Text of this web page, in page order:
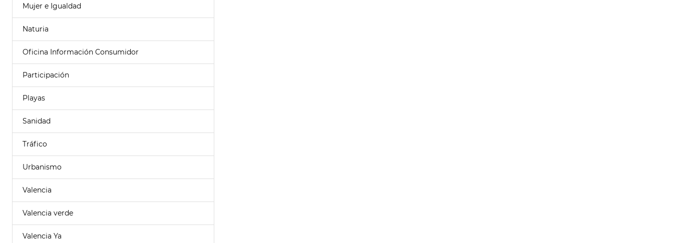
Mujer e Igualdad
Naturia
Oficina Información Consumidor
Participación
Playas
Sanidad
Tráfico
Urbanismo
Valencia
Valencia verde
Valencia Ya